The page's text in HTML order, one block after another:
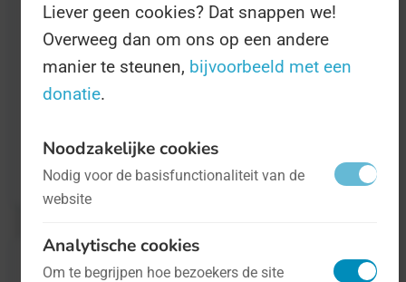
gemolken worden, en bij lokale diëtisten
kunt u tips krijgen over hoe gezond melk kan
zijn en hoe u daarmee kunt koken.
Alle informatie is te vinden op
www.worldmilkday.org.
Liever geen cookies? Dat snappen we!
Overweeg dan om ons op een andere
manier te steunen, bijvoorbeeld met een
donatie.
Noodzakelijke cookies
Nodig voor de basisfunctionaliteit van de
website
Analytische cookies
Om te begrijpen hoe bezoekers de site